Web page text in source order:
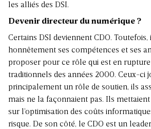
les alliés des DSI.
Devenir directeur du numérique ?
Certains DSI deviennent CDO.
honnêtement ses compétences et ses
proposer pour ce rôle qui est en rupture
traditionnels des années 2000. Ceux-ci
principalement un rôle de soutien, ils
mais ne la façonnaient pas. Ils
sur l’optimisation des coûts
risque. De son côté, le CDO est un